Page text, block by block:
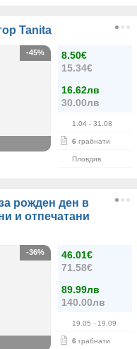
Tanita
8.50€
15.34€
16.62лв
30.00лв
1.04 - 31.08
6 грабнати
Пловдив
-45%
рожден ден в
и отпечатани
46.01€
71.58€
89.99лв
140.00лв
19.05 - 19.09
6 грабнати
-36%